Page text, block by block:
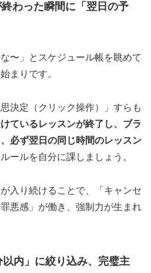
わった瞬間に「翌日の予
〜」とスケジュール帳を眺めて
まりです。
決定（クリック操作）」すらも
ているレッスンが終了し、ブラ
必ず翌日の同じ時間のレッスン
ールを自分に課しましょう。
入り続けることで、「キャンセ
悪感」が働き、強制力が生まれ
内」に絞り込み、完璧主